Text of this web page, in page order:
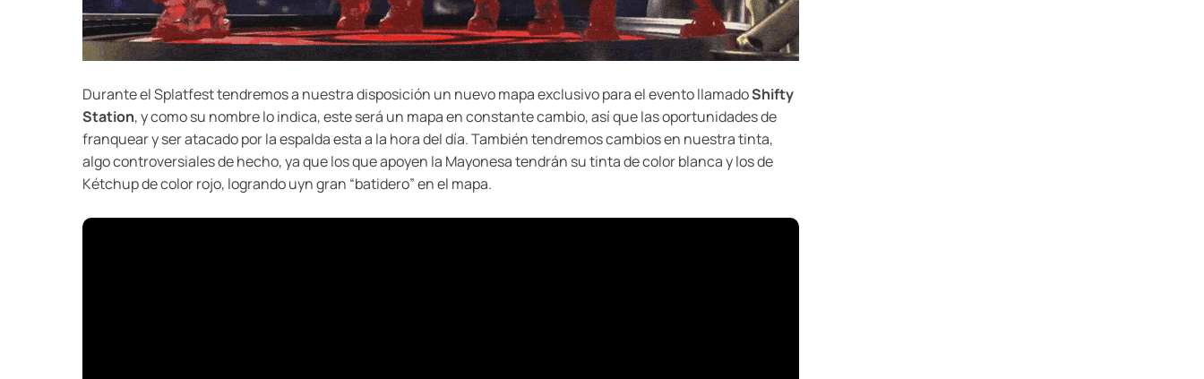
Durante el Splatfest tendremos a nuestra disposición un nuevo mapa exclusivo para el evento llamadoShifty
Station, y como su nombre lo indica, este será un mapa en constante cambio, así que las oportunidades de
franquear y ser atacado por la espalda esta a la hora del día. También tendremos cambios en nuestra tinta,
algo controversiales de hecho, ya que los que apoyen la Mayonesa tendrán su tinta de color blanca y los de
Kétchup de color rojo, logrando uyn gran “batidero” en el mapa.